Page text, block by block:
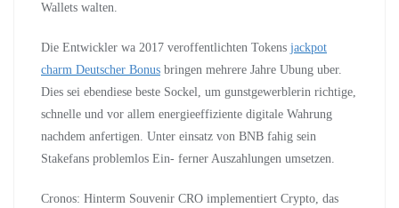
Wallets walten.
Die Entwickler wa 2017 veroffentlichten Tokens jackpot
charm Deutscher Bonus bringen mehrere Jahre Ubung uber.
Dies sei ebendiese beste Sockel, um gunstgewerblerin richtige,
schnelle und vor allem energieeffiziente digitale Wahrung
nachdem anfertigen. Unter einsatz von BNB fahig sein
Stakefans problemlos Ein- ferner Auszahlungen umsetzen.
Cronos: Hinterm Souvenir CRO implementiert Crypto, das